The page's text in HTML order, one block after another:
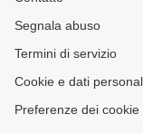
Segnala abuso
Termini di servizio
Cookie e dati
Preferenze dei cookie